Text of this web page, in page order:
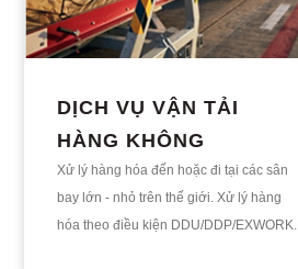
DỊCH VỤ VẬN TẢI
HÀNG KHÔNG
Xử lý hàng hóa đến hoặc đi tại các sân
bay lớn - nhỏ trên thế giới. Xử lý hàng
hóa theo điều kiện DDU/DDP/EXWORK.